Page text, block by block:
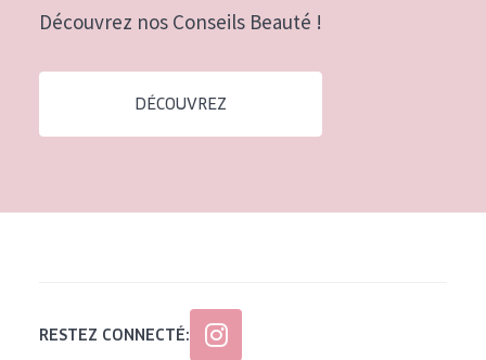
Peau normale à sèche
Peau mature
Peau ménopausée
Âge : 55+
Découvrez nos Conseils Beauté !
DÉCOUVREZ
RESTEZ CONNECTÉ: